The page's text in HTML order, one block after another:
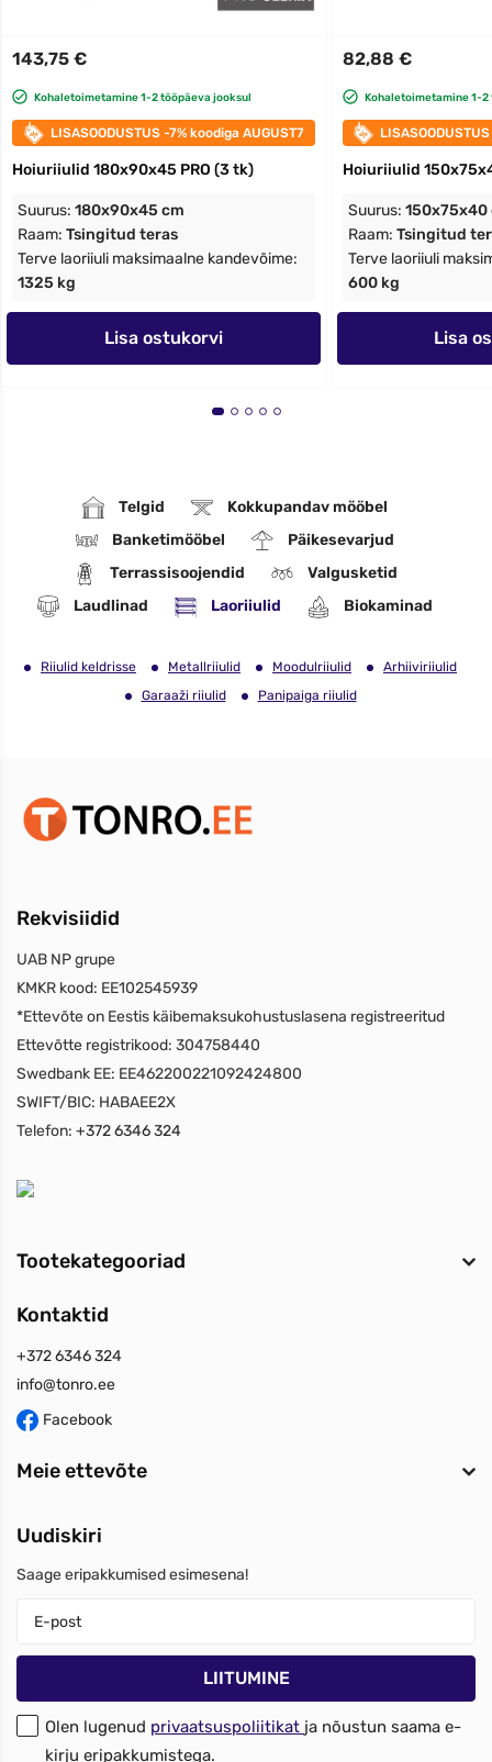
143,75 €
Kohaletoimetamine 1-2 tööpäeva jooksul
LISASOODUSTUS -7% koodiga AUGUST7
Hoiuriiulid 180x90x45 PRO (3 tk)
Suurus: 180x90x45 cm
Raam: Tsingitud teras
Terve laoriiuli maksimaalne kandevõime:
1325 kg
Lisa ostukorvi
82,88 €
Kohaletoimetamine 1-
Hoiuriiulid
Suurus: 150x75x40
Raam: Tsingitud
Terve laoriiuli
600 kg
Lisa
Telgid
Kokkupandav mööbel
Banketimööbel
Päikesevarjud
Terrassisoojendid
Valgusketid
Laudlinad
Laoriiulid Biokaminad
Riiulid keldrisse Metallriiulid Moodulriiulid
Arhiiviriiulid
Garaaži riiulid
Panipaiga riiulid
Rekvisiidid
UAB NP grupe
KMKR kood: EE102545939
*Ettevõte on Eestis käibemaksukohustuslasena registreeritud
Ettevõtte registrikood: 304758440
Swedbank EE: EE462200221092424800
SWIFT/BIC: HABAEE2X
Telefon: +372 6346 324
Tootekategooriad
Kontaktid
+372 6346 324
info@tonro.ee
Facebook
Meie ettevõte
Uudiskiri
Saage eripakkumised esimesena!
Olen lugenud privaatsuspoliitikat ja nõustun saama e-
kirju eripakkumistega.